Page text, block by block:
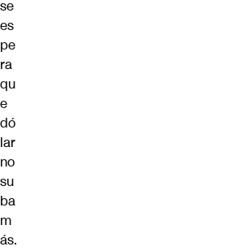
se
es
pe
ra
qu
e
dó
lar
no
su
ba
m
ás.